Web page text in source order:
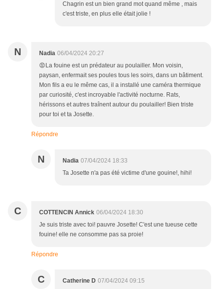
Chagrin est un bien grand mot quand même , mais
c'est triste, en plus elle était jolie !
N Nadia 06/04/2024 20:27
😡La fouine est un prédateur au poulailler. Mon voisin,
paysan, enfermait ses poules tous les soirs, dans un bâtiment.
Mon fils a eu le même cas, il a installé une caméra thermique
par curiosité, c'est incroyable l'activité nocturne. Rats,
hérissons et autres traînent autour du poulailler! Bien triste
pour toi et ta Josette.
Répondre
N Nadia 07/04/2024 18:33
Ta Josette n'a pas été victime d'une gouine!, hihi!
C COTTENCIN Annick 06/04/2024 18:30
Je suis triste avec toi! pauvre Josette! C'est une tueuse cette
fouine! elle ne consomme pas sa proie!
Répondre
C Catherine D 07/04/2024 09:15